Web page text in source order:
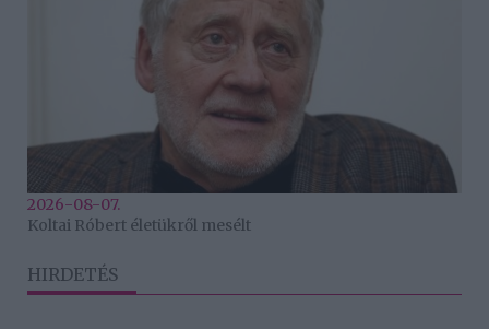
2026-08-07.
Koltai Róbert életükről mesélt
HIRDETÉS